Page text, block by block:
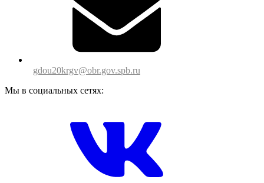
gdou20krgv@obr.gov.spb.ru
Мы в социальных сетях: